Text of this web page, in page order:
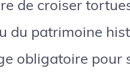
de croiser
du patrimoine
obligatoire pour